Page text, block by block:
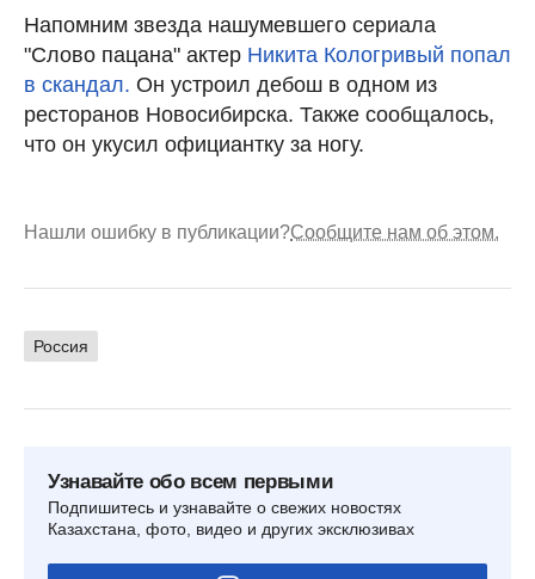
Напомним звезда нашумевшего сериала
"Слово пацана" актер Никита Кологривый попал
в скандал. Он устроил дебош в одном из
ресторанов Новосибирска. Также сообщалось,
что он укусил официантку за ногу.
Нашли ошибку в публикации?Сообщите нам об этом.
Россия
Узнавайте обо всем первыми
Подпишитесь и узнавайте о свежих новостях
Казахстана, фото, видео и других эксклюзивах